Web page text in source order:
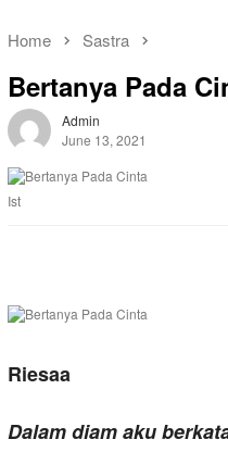
Home Sastra
Bertanya Pada
Admin
June 13, 2021
Ist
Riesaa
Dalam diam aku